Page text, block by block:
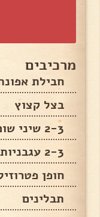
מרכיבים
חבילת
בצל קצוץ
2-3 שיני שום חתוכות
2-3 עגבניות בשלות קצוצות
חופן
תבלינים